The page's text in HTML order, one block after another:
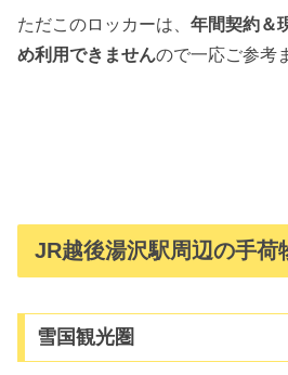
ただこのロッカーは、 年間契約＆
め利用できませんので一応ご参考
JR越後湯沢駅周辺の手荷
雪国観光圏